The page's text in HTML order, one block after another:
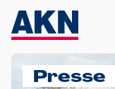
Presse